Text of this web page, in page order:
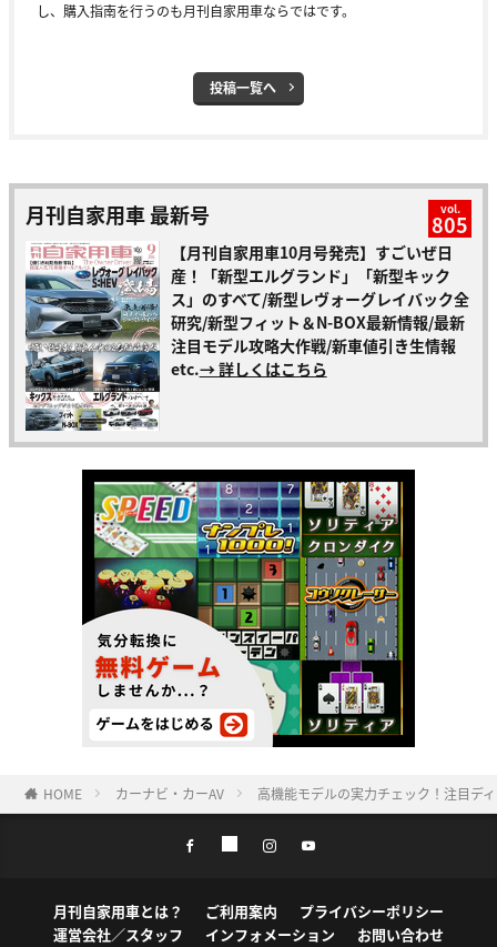
し、購入指南を行うのも月刊自家用車ならではです。
投稿一覧へ
月刊自家用車 最新号 vol.
805
【月刊自家用車10月号発売】すごいぜ日
産！「新型エルグランド」「新型キック
ス」のすべて/新型レヴォーグレイバック全
研究/新型フィット＆N-BOX最新情報/最新
注目モデル攻略大作戦/新車値引き生情報
etc.→ 詳しくはこちら
HOME カーナビ・カーAV 高機能モデルの実力チェック！注目デ
月刊自家用車とは？ ご利用案内
プライバシーポリシー
運営会社／スタッフ
インフォメーション お問い合わせ